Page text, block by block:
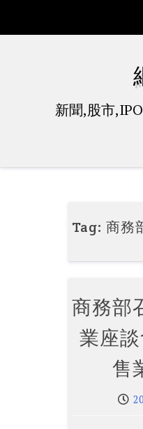
新聞,股市
Tag:商務
商務部
業座
售